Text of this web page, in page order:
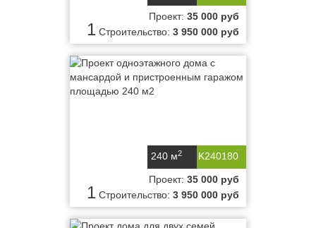
1
Проект: 35 000 руб
Строительство: 3 950 000 руб
K240180
240 м2
1
Проект: 35 000 руб
Строительство: 3 950 000 руб